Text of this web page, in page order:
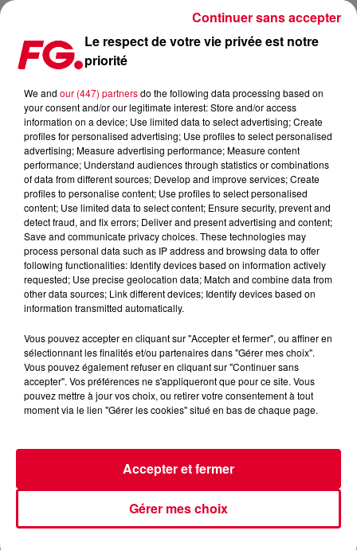
MUSIC STORY DU JOUR : RON CARROLL
Publié : 1er octobre 2025 à 11h37 par Christophe HUBERT
Crédit : Ron Carroll
Le respect de votre vie privée est notre
priorité
We and our (447) partnersdo the following data processing based on
your consent and/or our legitimate interest: Store and/or access
information on a device; Use limited data to select advertising; Create
profiles for personalised advertising; Use profiles to select personalised
advertising; Measure advertising performance; Measure content
performance; Understand audiences through statistics or combinations
of data from different sources; Develop and improve services; Create
profiles to personalise content; Use profiles to select personalised
content; Use limited data to select content; Ensure security, prevent and
detect fraud, and fix errors; Deliver and present advertising and content;
Save and communicate privacy choices. These technologies may
process personal data such as IP address and browsing data to offer
following functionalities: Identify devices based on information actively
requested; Use precise geolocation data; Match and combine data from
other data sources; Link different devices; Identify devices based on
information transmitted automatically.
Vous pouvez accepter en cliquant sur "Accepter et fermer", ou affiner en
sélectionnant les finalités et/ou partenaires dans "Gérer mes choix".
Vous pouvez également refuser en cliquant sur "Continuer sans
accepter". Vos préférences ne s'appliqueront que pour ce site. Vous
pouvez mettre à jour vos choix, ou retirer votre consentement à tout
moment via le lien "Gérer les cookies" situé en bas de chaque page.
Gérer mes choix
Accepter et fermer
Continuer sans accepter